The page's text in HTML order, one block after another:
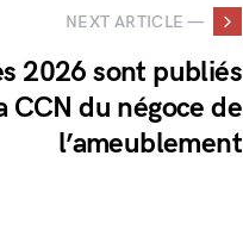
NEXT ARTICLE —
2026 sont publiés
CCN du négoce de
l’ameublement